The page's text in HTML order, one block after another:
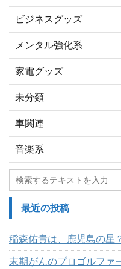
ビジネスグッズ
メンタル強化系
家電グッズ
未分類
車関連
音楽系
最近の投稿
稲森佑貴は、鹿児島の星
末期がんのプロゴルファ